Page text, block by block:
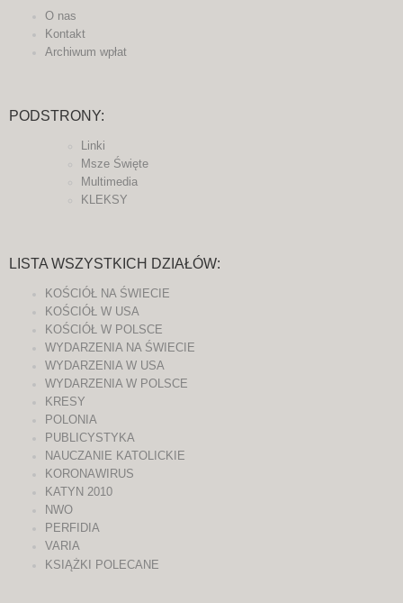
O nas
Kontakt
Archiwum wpłat
PODSTRONY:
Linki
Msze Święte
Multimedia
KLEKSY
LISTA WSZYSTKICH DZIAŁÓW:
KOŚCIÓŁ NA ŚWIECIE
KOŚCIÓŁ W USA
KOŚCIÓŁ W POLSCE
WYDARZENIA NA ŚWIECIE
WYDARZENIA W USA
WYDARZENIA W POLSCE
KRESY
POLONIA
PUBLICYSTYKA
NAUCZANIE KATOLICKIE
KORONAWIRUS
KATYN 2010
NWO
PERFIDIA
VARIA
KSIĄŻKI POLECANE